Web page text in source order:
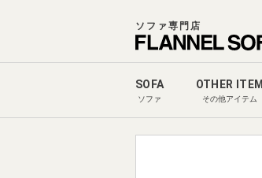
ソファ専門店
SOFA
ソファ
OTHER ITEM
その他アイテム